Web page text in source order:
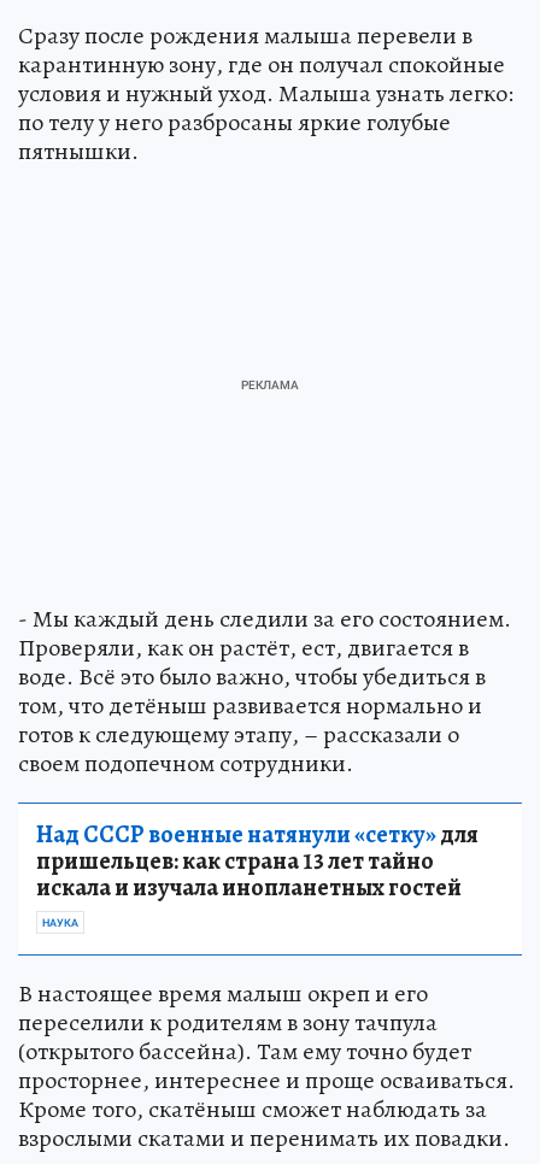
Сразу после рождения малыша перевели в
карантинную зону, где он получал спокойные
условия и нужный уход. Малыша узнать легко:
по телу у него разбросаны яркие голубые
пятнышки.
- Мы каждый день следили за его состоянием.
Проверяли, как он растёт, ест, двигается в
воде. Всё это было важно, чтобы убедиться в
том, что детёныш развивается нормально и
готов к следующему этапу, – рассказали о
своем подопечном сотрудники.
Над СССР военные натянули «сетку»для
пришельцев: как страна 13 лет тайно
искала и изучала инопланетных гостей
НАУКА
В настоящее время малыш окреп и его
переселили к родителям в зону тачпула
(открытого бассейна). Там ему точно будет
просторнее, интереснее и проще осваиваться.
Кроме того, скатёныш сможет наблюдать за
взрослыми скатами и перенимать их повадки.